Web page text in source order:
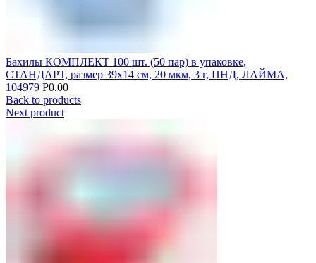
Бахилы КОМПЛЕКТ 100 шт. (50 пар) в упаковке,
СТАНДАРТ, размер 39х14 см, 20 мкм, 3 г, ПНД, ЛАЙМА,
104979 Р0.00
Back to products
Next product